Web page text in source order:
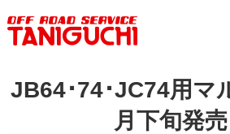
JB64･74･JC74用マ
月下旬発売